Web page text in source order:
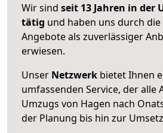
Wir sind seit 13 Jahren in der
tätig und haben uns durch
Angebote als zuverlässiger
erwiesen.
Unser Netzwerk bietet Ihnen
umfassenden Service, der alle
Umzugs von Hagen nach
der Planung bis hin zur